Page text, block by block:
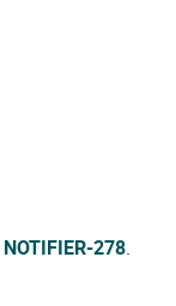
NOTIFIER-278.